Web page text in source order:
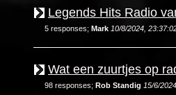
Legends Hits Radio
5 responses; Mark 10/8/2024,
Wat een zuurtjes op
98 responses; Rob Standig 15/6/